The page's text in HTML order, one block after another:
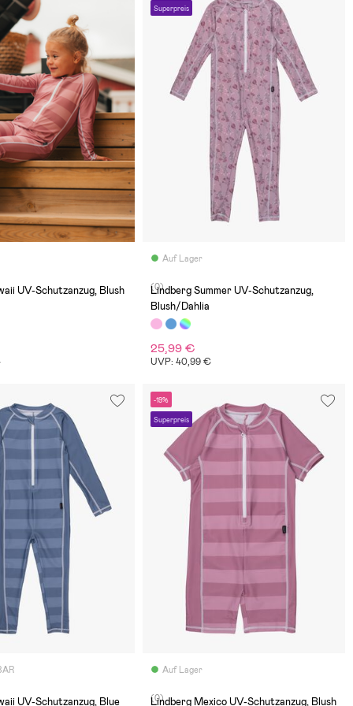
UV-Schutzanzug, Blush
Superpreis
Auf Lager
(0)
Lindberg Summer UV-Schutzanzug,
Blush/Dahlia
25,99 €
UVP: 40,99 €
UV-Schutzanzug, Blue
-19%
Superpreis
Auf Lager
(0)
Lindberg Mexico UV-Schutzanzug, Blush